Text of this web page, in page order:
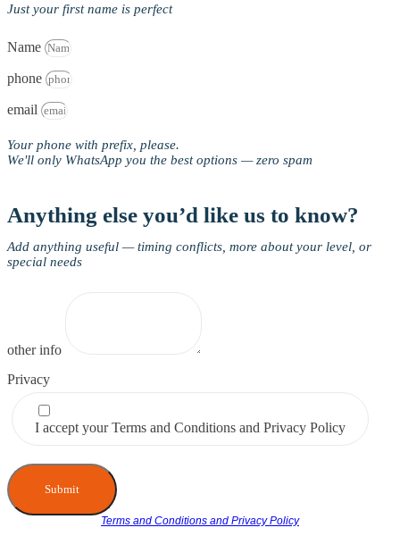
Just your first name is perfect
Name
phone
email
Your phone with prefix, please.
We'll only WhatsApp you the best options — zero spam
Anything else you’d like us to know?
Add anything useful — timing conflicts, more about your level, or
special needs
other info
Privacy
I accept your Terms and Conditions and Privacy Policy
Submit
Terms and Conditions and Privacy Policy